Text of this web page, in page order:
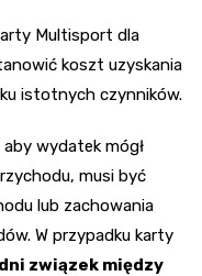
Multisport dla
koszt uzyskania
istotnych czynników.
wydatek mógł
musi być
lub zachowania
W przypadku karty
związek między